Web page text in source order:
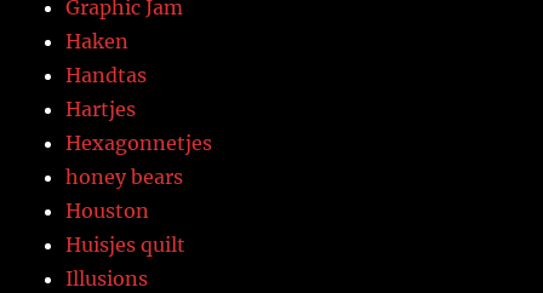
Graphic Jam
Haken
Handtas
Hartjes
Hexagonnetjes
honey bears
Houston
Huisjes quilt
Illusions